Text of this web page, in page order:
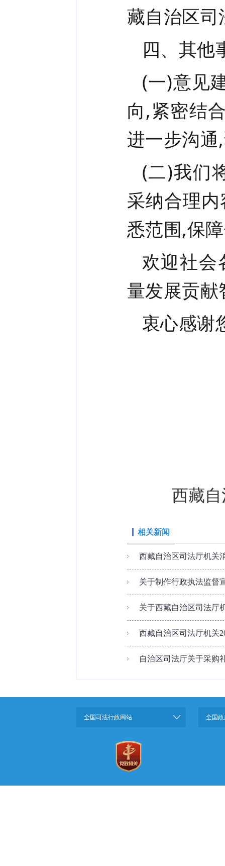
藏自治区
四、其他
(一)意见
向,紧密结
进一步沟
(二)我们
采纳合理
悉范围,保
欢迎社会
量发展贡
衷心感谢
西藏
相关新闻
西藏自治区司法厅机关
关于制作行政执法监督
关于西藏自治区司法厅
西藏自治区司法厅机关
自治区司法厅关于采购
全国司法行政网站 全国